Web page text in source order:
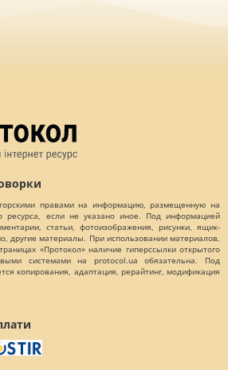
правами на информацию, размещенную на
ресурса, если не указано иное. Под информацией
статьи, фотоизображения, рисунки, ящик-
другие материалы. При использовании материалов,
«Протокол» наличие гиперссылки открытого
системами на protocol.ua обязательна. Под
копирования, адаптация, рерайтинг, модификация